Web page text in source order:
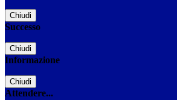
Chiudi
Successo
Chiudi
Informazione
Chiudi
Attendere...